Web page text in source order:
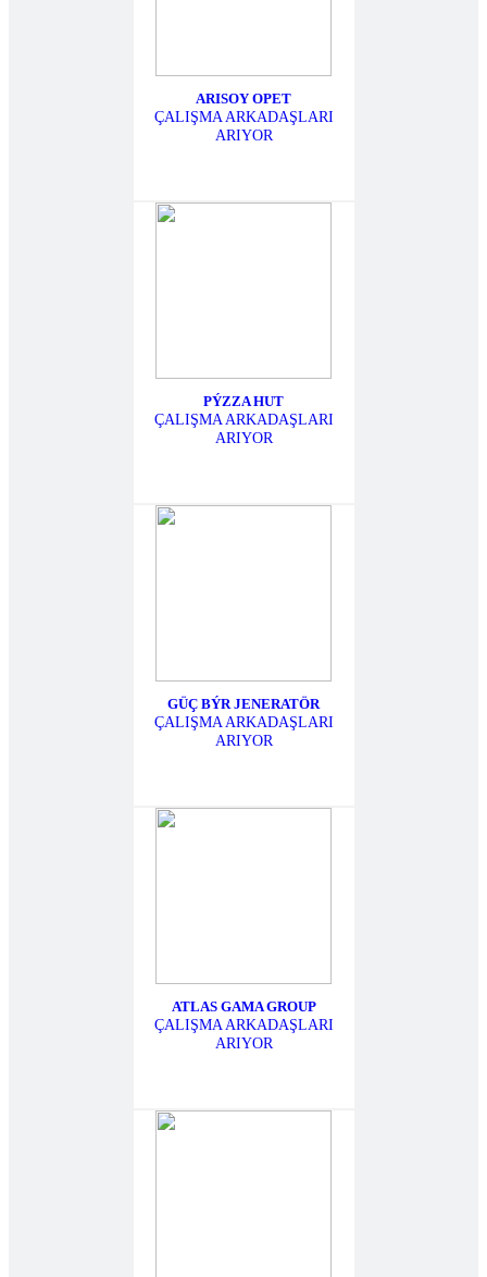
ARISOY OPET
ÇALIŞMA ARKADAŞLARI
ARIYOR
PÝZZA HUT
ÇALIŞMA ARKADAŞLARI
ARIYOR
GÜÇ BÝR JENERATÖR
ÇALIŞMA ARKADAŞLARI
ARIYOR
ATLAS GAMA GROUP
ÇALIŞMA ARKADAŞLARI
ARIYOR